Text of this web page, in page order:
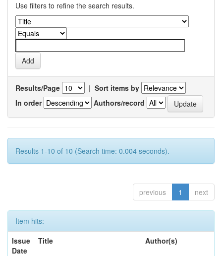
Use filters to refine the search results.
Results/Page | Sort items by
In order
Authors/record
Results 1-10 of 10 (Search time: 0.004 seconds).
previous 1 next
Item hits:
Issue
Date
Title Author(s)